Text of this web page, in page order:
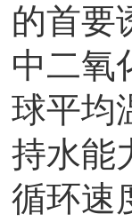
的首要
中二氧
球平均
持水能
循环速